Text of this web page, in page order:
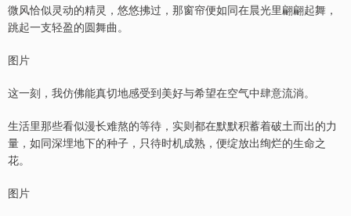
微风恰似灵动的精灵，悠悠拂过，那窗帘便如同在晨光里翩翩起舞，
跳起一支轻盈的圆舞曲。
图片
这一刻，我仿佛能真切地感受到美好与希望在空气中肆意流淌。
生活里那些看似漫长难熬的等待，实则都在默默积蓄着破土而出的力
量，如同深埋地下的种子，只待时机成熟，便绽放出绚烂的生命之
花。
图片